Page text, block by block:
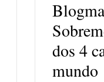
dos 4
mundo